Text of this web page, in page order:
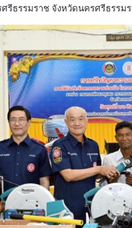
รีธรรมราช จังหวัดนครศรีธรรม